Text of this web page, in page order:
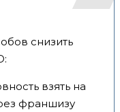
снизить
взять на
франшизу